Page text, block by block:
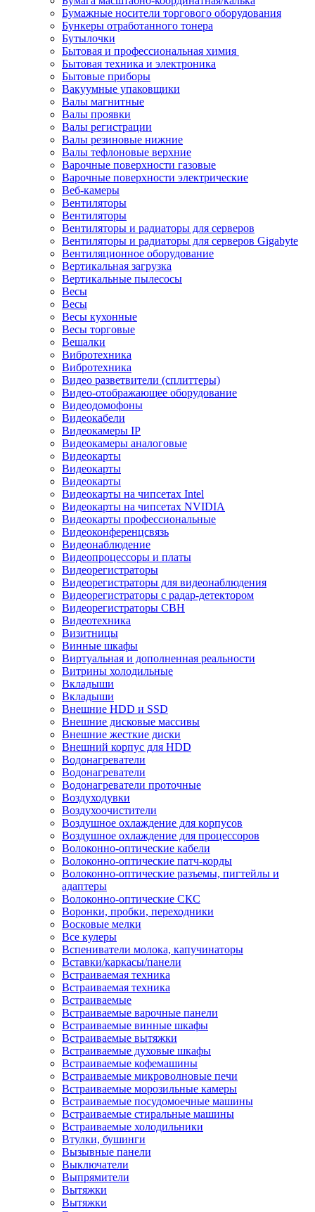
Бумажные носители торгового оборудования
Бункеры отработанного тонера
Бутылочки
Бытовая и профессиональная химия
Бытовая техника и электроника
Бытовые приборы
Вакуумные упаковщики
Валы магнитные
Валы проявки
Валы регистрации
Валы резиновые нижние
Валы тефлоновые верхние
Варочные поверхности газовые
Варочные поверхности электрические
Веб-камеры
Вентиляторы
Вентиляторы
Вентиляторы и радиаторы для серверов
Вентиляторы и радиаторы для серверов Gigabyte
Вентиляционное оборудование
Вертикальная загрузка
Вертикальные пылесосы
Весы
Весы
Весы кухонные
Весы торговые
Вешалки
Вибротехника
Вибротехника
Видео разветвители (сплиттеры)
Видео-отображающее оборудование
Видеодомофоны
Видеокабели
Видеокамеры IP
Видеокамеры аналоговые
Видеокарты
Видеокарты
Видеокарты
Видеокарты на чипсетах Intel
Видеокарты на чипсетах NVIDIA
Видеокарты профессиональные
Видеоконференцсвязь
Видеонаблюдение
Видеопроцессоры и платы
Видеорегистраторы
Видеорегистраторы для видеонаблюдения
Видеорегистраторы с радар-детектором
Видеорегистраторы СВН
Видеотехника
Визитницы
Винные шкафы
Виртуальная и дополненная реальности
Витрины холодильные
Вкладыши
Вкладыши
Внешние HDD и SSD
Внешние дисковые массивы
Внешние жесткие диски
Внешний корпус для HDD
Водонагреватели
Водонагреватели
Водонагреватели проточные
Воздуходувки
Воздухоочистители
Воздушное охлаждение для корпусов
Воздушное охлаждение для процессоров
Волоконно-оптические кабели
Волоконно-оптические патч-корды
Волоконно-оптические разъемы, пигтейлы и
адаптеры
Волоконно-оптические СКС
Воронки, пробки, переходники
Восковые мелки
Все кулеры
Вспениватели молока, капучинаторы
Вставки/каркасы/панели
Встраиваемая техника
Встраиваемая техника
Встраиваемые
Встраиваемые варочные панели
Встраиваемые винные шкафы
Встраиваемые вытяжки
Встраиваемые духовые шкафы
Встраиваемые кофемашины
Встраиваемые микроволновые печи
Встраиваемые морозильные камеры
Встраиваемые посудомоечные машины
Встраиваемые стиральные машины
Встраиваемые холодильники
Втулки, бушинги
Вызывные панели
Выключатели
Выпрямители
Вытяжки
Вытяжки